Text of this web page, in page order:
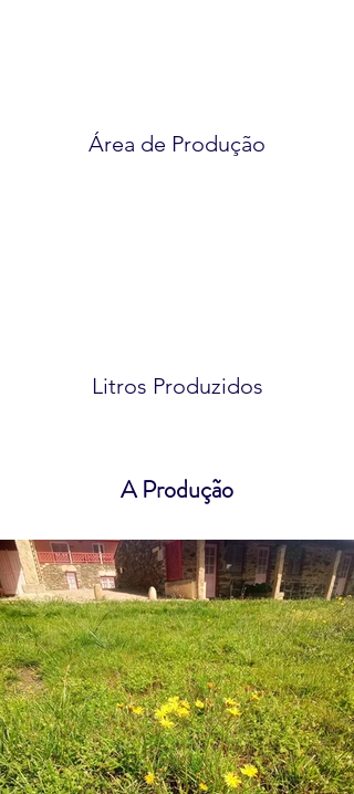
Área de Produção
Litros Produzidos
A Produção